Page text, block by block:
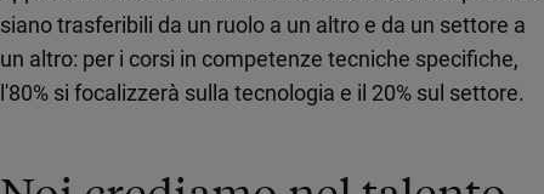
siano trasferibili da un ruolo a un altro e da un settore a
un altro: per i corsi in competenze tecniche specifiche,
l'80% si focalizzerà sulla tecnologia e il 20% sul settore.